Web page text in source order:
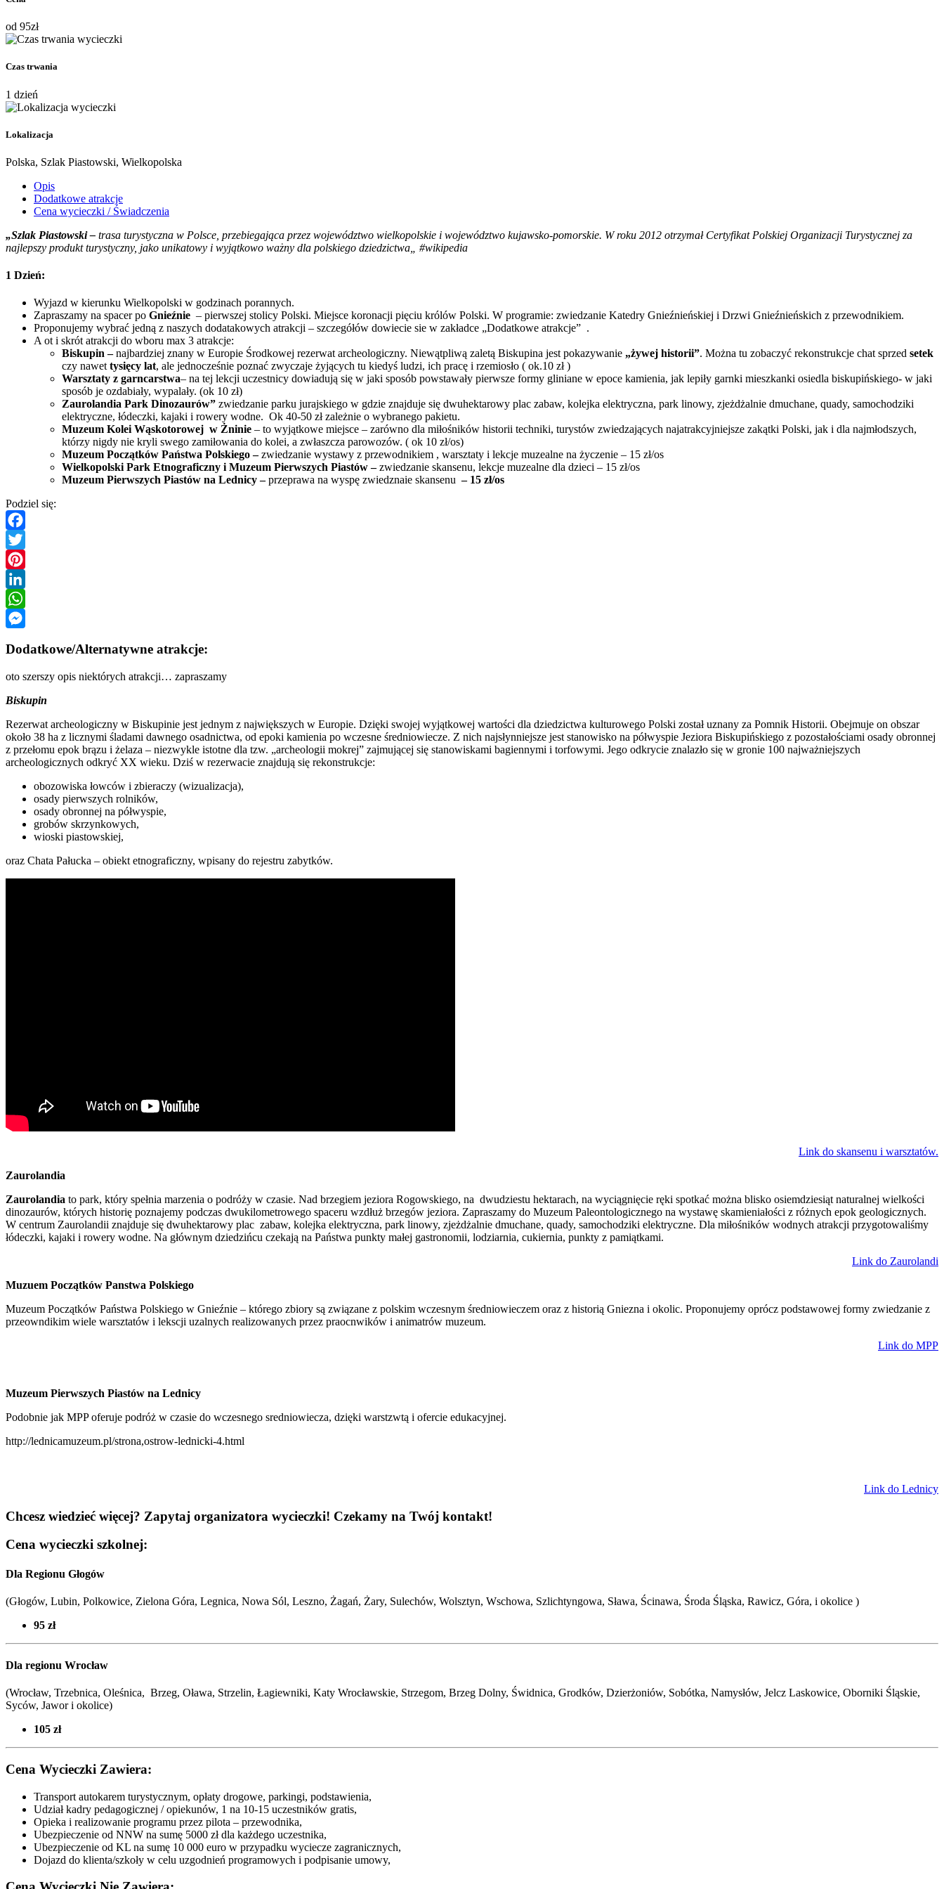
od 95zł
Czas trwania
1 dzień
Lokalizacja
Polska, Szlak Piastowski, Wielkopolska
Opis
Dodatkowe atrakcje
Cena wycieczki / Świadczenia
„Szlak Piastowski – trasa turystyczna w Polsce, przebiegająca przez województwo wielkopolskie i województwo kujawsko-pomorskie. W roku 2012 otrzymał Certyfikat Polskiej Organizacji Turystycznej za
najlepszy produkt turystyczny, jako unikatowy i wyjątkowo ważny dla polskiego dziedzictwa „ #wikipedia
1 Dzień:
Wyjazd w kierunku Wielkopolski w godzinach porannych.
Zapraszamy na spacer po Gnieźnie – pierwszej stolicy Polski. Miejsce koronacji pięciu królów Polski. W programie: zwiedzanie Katedry Gnieźnieńskiej i Drzwi Gnieźnieńskich z przewodnikiem.
Proponujemy wybrać jedną z naszych dodatakowych atrakcji – szczegółów dowiecie sie w zakładce „Dodatkowe atrakcje” .
A ot i skrót atrakcji do wboru max 3 atrakcje:
Biskupin –najbardziej znany w Europie Środkowej rezerwat archeologiczny. Niewątpliwą zaletą Biskupina jest pokazywanie „żywej historii”. Można tu zobaczyć rekonstrukcje chat sprzed setek
czy nawet tysięcy lat, ale jednocześnie poznać zwyczaje żyjących tu kiedyś ludzi, ich pracę i rzemiosło ( ok.10 zł )
Warsztaty z garncarstwa– na tej lekcji uczestnicy dowiadują się w jaki sposób powstawały pierwsze formy gliniane w epoce kamienia, jak lepiły garnki mieszkanki osiedla biskupińskiego- w jaki
sposób je ozdabiały, wypalały. (ok 10 zł)
Zaurolandia Park Dinozaurów” zwiedzanie parku jurajskiego w gdzie znajduje się dwuhektarowy plac zabaw, kolejka elektryczna, park linowy, zjeżdżalnie dmuchane, quady, samochodziki
elektryczne, łódeczki, kajaki i rowery wodne. Ok 40-50 zł zależnie o wybranego pakietu.
Muzeum Kolei Wąskotorowej w Żninie – to wyjątkowe miejsce – zarówno dla miłośników historii techniki, turystów zwiedzających najatrakcyjniejsze zakątki Polski, jak i dla najmłodszych,
którzy nigdy nie kryli swego zamiłowania do kolei, a zwłaszcza parowozów. ( ok 10 zł/os)
Muzeum Początków Państwa Polskiego –zwiedzanie wystawy z przewodnikiem , warsztaty i lekcje muzealne na życzenie – 15 zł/os
Wielkopolski Park Etnograficzny i Muzeum Pierwszych Piastów –zwiedzanie skansenu, lekcje muzealne dla dzieci – 15 zł/os
Muzeum Pierwszych Piastów na Lednicy –przeprawa na wyspę zwiedznaie skansenu – 15 zł/os
Podziel się:
Facebook
Twitter
Pinterest
LinkedIn
WhatsApp
Dodatkowe/Alternatywne atrakcje:
oto szerszy opis niektórych atrakcji… zapraszamy
Biskupin
Rezerwat archeologiczny w Biskupinie jest jednym z największych w Europie. Dzięki swojej wyjątkowej wartości dla dziedzictwa kulturowego Polski został uznany za Pomnik Historii. Obejmuje on obszar
około 38 ha z licznymi śladami dawnego osadnictwa, od epoki kamienia po wczesne średniowiecze. Z nich najsłynniejsze jest stanowisko na półwyspie Jeziora Biskupińskiego z pozostałościami osady obronnej
z przełomu epok brązu i żelaza – niezwykle istotne dla tzw. „archeologii mokrej” zajmującej się stanowiskami bagiennymi i torfowymi. Jego odkrycie znalazło się w gronie 100 najważniejszych
archeologicznych odkryć XX wieku. Dziś w rezerwacie znajdują się rekonstrukcje:
obozowiska łowców i zbieraczy (wizualizacja),
osady pierwszych rolników,
osady obronnej na półwyspie,
grobów skrzynkowych,
wioski piastowskiej,
oraz Chata Pałucka – obiekt etnograficzny, wpisany do rejestru zabytków.
Link do skansenu i warsztatów.
Zaurolandia
Zaurolandia to park, który spełnia marzenia o podróży w czasie. Nad brzegiem jeziora Rogowskiego, na dwudziestu hektarach, na wyciągnięcie ręki spotkać można blisko osiemdziesiąt naturalnej wielkości
dinozaurów, których historię poznajemy podczas dwukilometrowego spaceru wzdłuż brzegów jeziora. Zapraszamy do Muzeum Paleontologicznego na wystawę skamieniałości z różnych epok geologicznych.
W centrum Zaurolandii znajduje się dwuhektarowy plac zabaw, kolejka elektryczna, park linowy, zjeżdżalnie dmuchane, quady, samochodziki elektryczne. Dla miłośników wodnych atrakcji przygotowaliśmy
łódeczki, kajaki i rowery wodne. Na głównym dziedzińcu czekają na Państwa punkty małej gastronomii, lodziarnia, cukiernia, punkty z pamiątkami.
Link do Zaurolandi
Muzuem Początków Panstwa Polskiego
Muzeum Początków Państwa Polskiego w Gnieźnie – którego zbiory są związane z polskim wczesnym średniowieczem oraz z historią Gniezna i okolic. Proponujemy oprócz podstawowej formy zwiedzanie z
przeowndikim wiele warsztatów i lekscji uzalnych realizowanych przez praocnwików i animatrów muzeum.
Link do MPP
Muzeum Pierwszych Piastów na Lednicy
Podobnie jak MPP oferuje podróż w czasie do wczesnego sredniowiecza, dzięki warstzwtą i ofercie edukacyjnej.
http://lednicamuzeum.pl/strona,ostrow-lednicki-4.html
Link do Lednicy
Chcesz wiedzieć więcej? Zapytaj organizatora wycieczki! Czekamy na Twój kontakt!
Cena wycieczki szkolnej:
Dla Regionu Głogów
(Głogów, Lubin, Polkowice, Zielona Góra, Legnica, Nowa Sól, Leszno, Żagań, Żary, Sulechów, Wolsztyn, Wschowa, Szlichtyngowa, Sława, Ścinawa, Środa Śląska, Rawicz, Góra, i okolice )
95 zł
Dla regionu Wrocław
(Wrocław, Trzebnica, Oleśnica, Brzeg, Oława, Strzelin, Łagiewniki, Katy Wrocławskie, Strzegom, Brzeg Dolny, Świdnica, Grodków, Dzierżoniów, Sobótka, Namysłów, Jelcz Laskowice, Oborniki Śląskie,
Syców, Jawor i okolice)
105 zł
Cena Wycieczki Zawiera:
Transport autokarem turystycznym, opłaty drogowe, parkingi, podstawienia,
Udział kadry pedagogicznej / opiekunów, 1 na 10-15 uczestników gratis,
Opieka i realizowanie programu przez pilota – przewodnika,
Ubezpieczenie od NNW na sumę 5000 zł dla każdego uczestnika,
Ubezpieczenie od KL na sumę 10 000 euro w przypadku wyciecze zagranicznych,
Dojazd do klienta/szkoły w celu uzgodnień programowych i podpisanie umowy,